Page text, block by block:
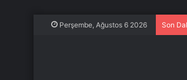
Perşembe, Ağustos 6 2026 Son